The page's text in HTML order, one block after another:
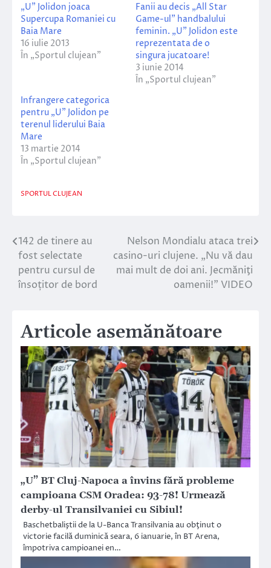
„U” Jolidon joaca
Supercupa Romaniei cu
Baia Mare
16 iulie 2013
În „Sportul clujean”
Fanii au decis „All Star
Game-ul” handbalului
feminin. „U” Jolidon este
reprezentata de o
singura jucatoare!
3 iunie 2014
În „Sportul clujean”
Infrangere categorica
pentru „U” Jolidon pe
terenul liderului Baia
Mare
13 martie 2014
În „Sportul clujean”
SPORTUL CLUJEAN
Navigare
în
articole
142 de tinere au
fost selectate
pentru cursul de
însoțitor de bord
Nelson Mondialu ataca trei
casino-uri clujene. „Nu vă dau
mai mult de doi ani. Jecmăniţi
oamenii!” VIDEO
Articole asemănătoare
„U” BT Cluj-Napoca a învins fără probleme
campioana CSM Oradea: 93-78! Urmează
derby-ul Transilvaniei cu Sibiul!
Baschetbaliştii de la U-Banca Transilvania au obţinut o
victorie facilă duminică seara, 6 ianuarie, în BT Arena,
împotriva campioanei en…